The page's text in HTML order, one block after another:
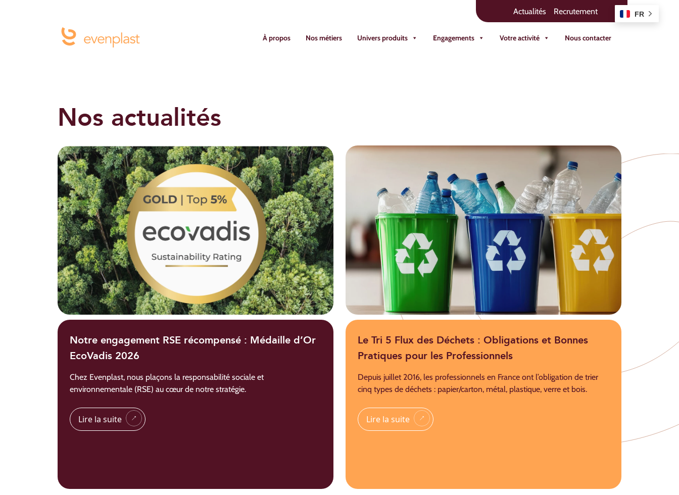
Actualités Recrutement
À propos Nos métiers Univers produits Engagements Votre activité Nous contacter
Nos actualités
Notre engagement RSE récompensé : Médaille d’Or
EcoVadis 2026
Chez Evenplast, nous plaçons la responsabilité sociale et
environnementale (RSE) au cœur de notre stratégie.
Lire la suite
Le Tri 5 Flux des Déchets : Obligations et Bonnes
Pratiques pour les Professionnels
Depuis juillet 2016, les professionnels en France ont l’obligation de trier
cinq types de déchets : papier/carton, métal, plastique, verre et bois.
Lire la suite
FR